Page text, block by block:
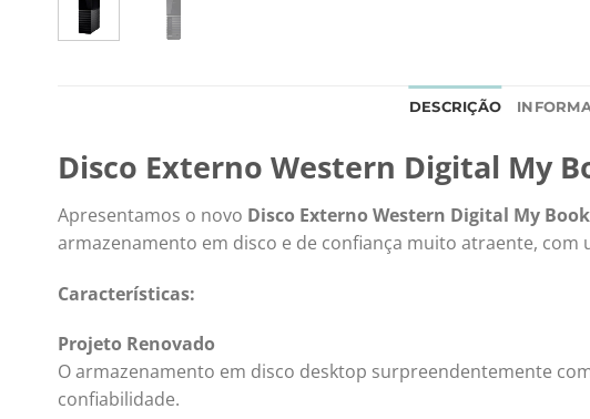
DESCRIÇÃO
Disco Externo Western Digital My
Apresentamos o novo Disco Externo Western Digital My Book
armazenamento em disco e de confiança muito atraente, com
Características:
Projeto Renovado
O armazenamento em disco desktop surpreendentemente
confiabilidade.